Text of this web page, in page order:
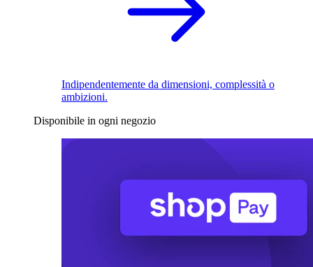
Indipendentemente da dimensioni, complessità o
ambizioni.
Disponibile in ogni negozio